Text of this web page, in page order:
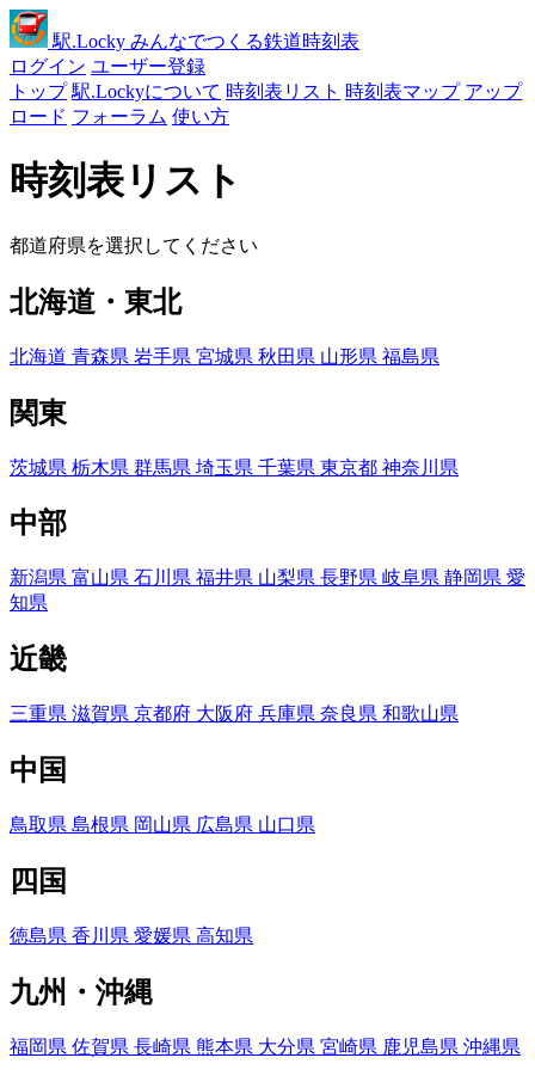
駅.Locky みんなでつくる鉄道時刻表
ログイン ユーザー登録
トップ 駅.Lockyについて 時刻表リスト 時刻表マップ アップ
ロード フォーラム 使い方
時刻表リスト
都道府県を選択してください
北海道・東北
北海道 青森県 岩手県 宮城県 秋田県 山形県 福島県
関東
茨城県 栃木県 群馬県 埼玉県 千葉県 東京都 神奈川県
中部
新潟県 富山県 石川県 福井県 山梨県 長野県 岐阜県 静岡県 愛
知県
近畿
三重県 滋賀県 京都府 大阪府 兵庫県 奈良県 和歌山県
中国
鳥取県 島根県 岡山県 広島県 山口県
四国
徳島県 香川県 愛媛県 高知県
九州・沖縄
福岡県 佐賀県 長崎県 熊本県 大分県 宮崎県 鹿児島県 沖縄県